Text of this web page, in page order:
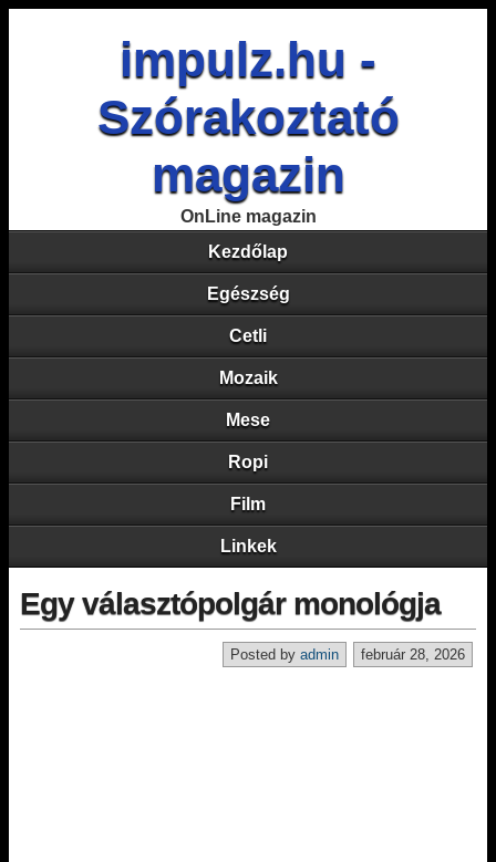
impulz.hu -
Szórakoztató
magazin
OnLine magazin
Kezdőlap
Egészség
Cetli
Mozaik
Mese
Ropi
Film
Linkek
Egy választópolgár monológja
február 28, 2026
Posted by admin